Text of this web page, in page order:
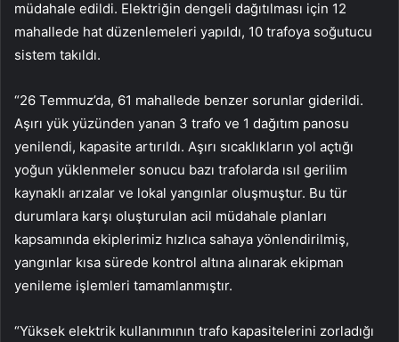
müdahale edildi. Elektriğin dengeli dağıtılması için 12
mahallede hat düzenlemeleri yapıldı, 10 trafoya soğutucu
sistem takıldı.
“26 Temmuz’da, 61 mahallede benzer sorunlar giderildi.
Aşırı yük yüzünden yanan 3 trafo ve 1 dağıtım panosu
yenilendi, kapasite artırıldı. Aşırı sıcaklıkların yol açtığı
yoğun yüklenmeler sonucu bazı trafolarda ısıl gerilim
kaynaklı arızalar ve lokal yangınlar oluşmuştur. Bu tür
durumlara karşı oluşturulan acil müdahale planları
kapsamında ekiplerimiz hızlıca sahaya yönlendirilmiş,
yangınlar kısa sürede kontrol altına alınarak ekipman
yenileme işlemleri tamamlanmıştır.
“Yüksek elektrik kullanımının trafo kapasitelerini zorladığı